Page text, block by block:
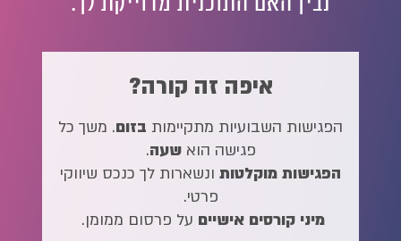
איפה זה קורה?
הפגישות השבועיות מתקיימותבזום . משך כל
פגישה הוא שעה .
הפגישות מוקלטותונשארות לך כנכס שיווקי
פרטי.
מיני קורסים אישייםעל פרסום ממומן.